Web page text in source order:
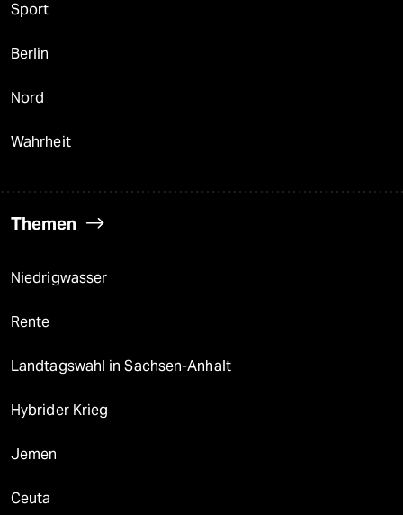
Sport
Berlin
Nord
Wahrheit
Themen
Niedrigwasser
Rente
Landtagswahl in Sachsen-Anhalt
Hybrider Krieg
Jemen
Ceuta